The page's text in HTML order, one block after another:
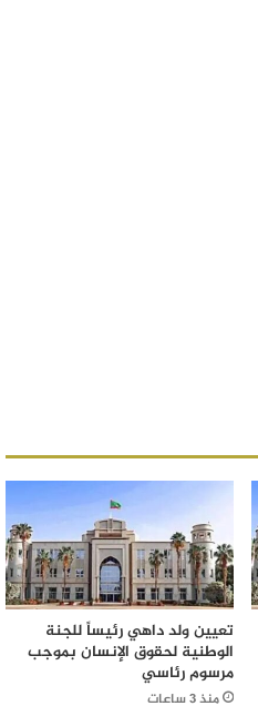
تعيين ولد داهي رئيساً للجنة
الوطنية لحقوق الإنسان بموجب
مرسوم رئاسي
منذ 3 ساعات